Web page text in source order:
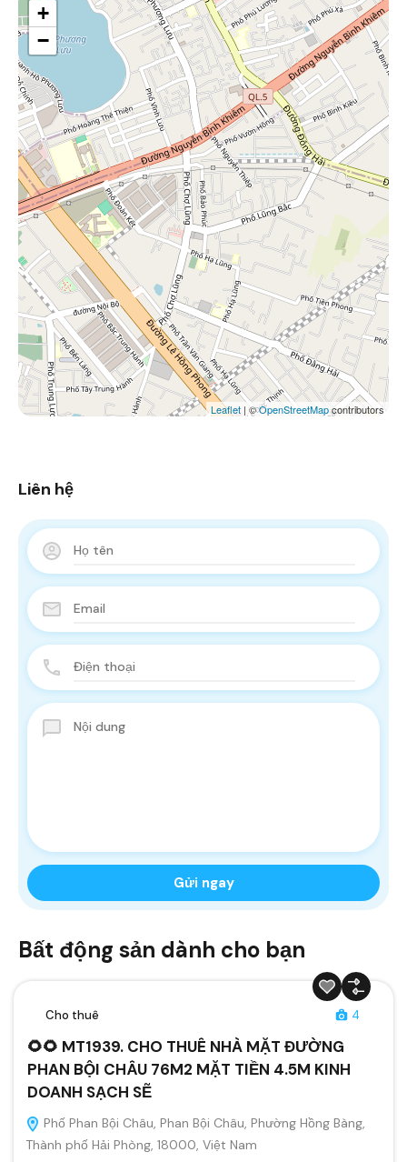
+
−
Leaflet | ©OpenStreetMapcontributors
Liên hệ
Bất động sản dành cho bạn
Cho thuê 4
🌻🌻 MT1939. CHO THUÊ NHÀ MẶT ĐƯỜNG
PHAN BỘI CHÂU 76M2 MẶT TIỀN 4.5M KINH
DOANH SẠCH SẼ
Phố Phan Bội Châu, Phan Bội Châu, Phường Hồng Bàng,
Thành phố Hải Phòng, 18000, Việt Nam